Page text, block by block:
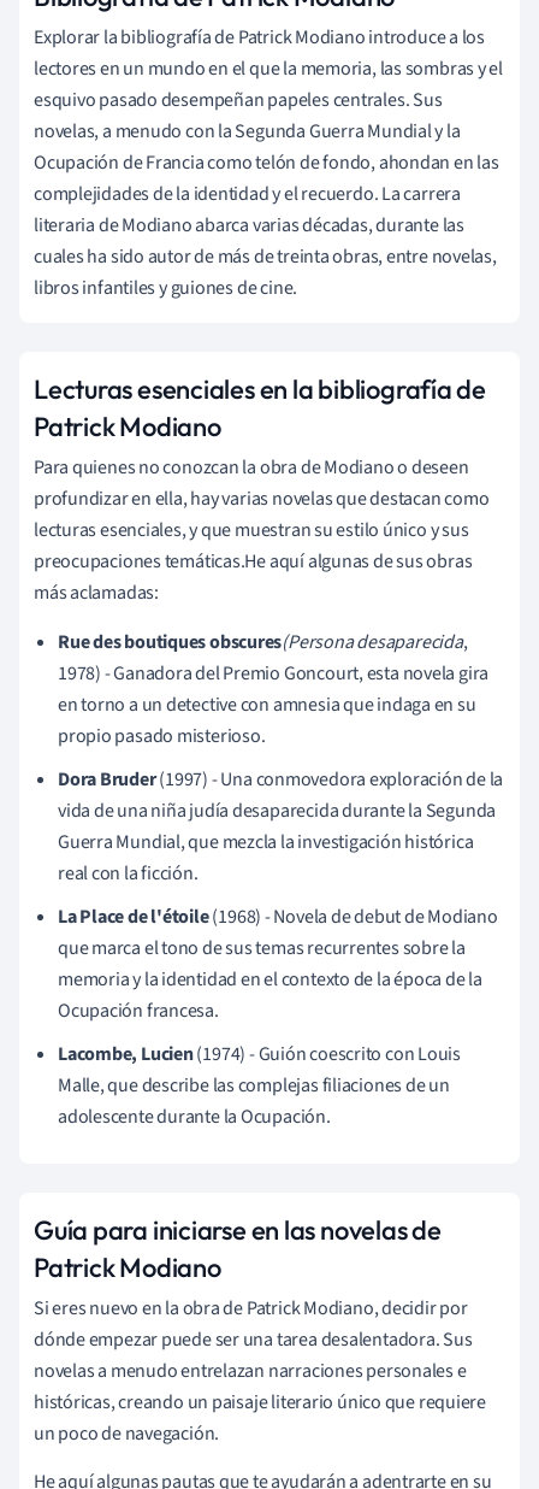
Explorar la bibliografía de Patrick Modiano introduce a los
lectores en un mundo en el que la memoria, las sombras y el
esquivo pasado desempeñan papeles centrales. Sus
novelas, a menudo con la Segunda Guerra Mundial y la
Ocupación de Francia como telón de fondo, ahondan en las
complejidades de la identidad y el recuerdo. La carrera
literaria de Modiano abarca varias décadas, durante las
cuales ha sido autor de más de treinta obras, entre novelas,
libros infantiles y guiones de cine.
Lecturas esenciales en la bibliografía de
Patrick Modiano
Para quienes no conozcan la obra de Modiano o deseen
profundizar en ella, hay varias novelas que destacan como
lecturas esenciales, y que muestran su estilo único y sus
preocupaciones temáticas.He aquí algunas de sus obras
más aclamadas:
Rue des boutiques obscures(Persona desaparecida,
1978) - Ganadora del Premio Goncourt, esta novela gira
en torno a un detective con amnesia que indaga en su
propio pasado misterioso.
Dora Bruder(1997) - Una conmovedora exploración de la
vida de una niña judía desaparecida durante la Segunda
Guerra Mundial, que mezcla la investigación histórica
real con la ficción.
La Place de l'étoile(1968) - Novela de debut de Modiano
que marca el tono de sus temas recurrentes sobre la
memoria y la identidad en el contexto de la época de la
Ocupación francesa.
Lacombe, Lucien(1974) - Guión coescrito con Louis
Malle, que describe las complejas filiaciones de un
adolescente durante la Ocupación.
Guía para iniciarse en las novelas de
Patrick Modiano
Si eres nuevo en la obra de Patrick Modiano, decidir por
dónde empezar puede ser una tarea desalentadora. Sus
novelas a menudo entrelazan narraciones personales e
históricas, creando un paisaje literario único que requiere
un poco de navegación.
He aquí algunas pautas que te ayudarán a adentrarte en su